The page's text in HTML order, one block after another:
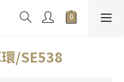
/SE538